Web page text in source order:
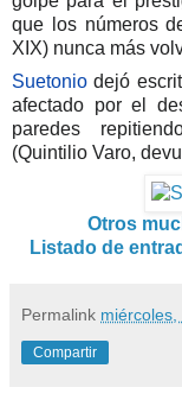
que los números
XIX) nunca más
Suetonio dejó
afectado por el
paredes
(Quintilio Varo,
Otros
Listado de
Permalink miércoles,
Compartir